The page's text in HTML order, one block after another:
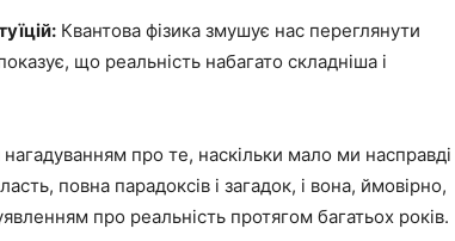
Квантова фізика змушує нас переглянути
що реальність набагато складніша і
про те, наскільки мало ми насправді
повна парадоксів і загадок, і вона, ймовірно,
про реальність протягом багатьох років.